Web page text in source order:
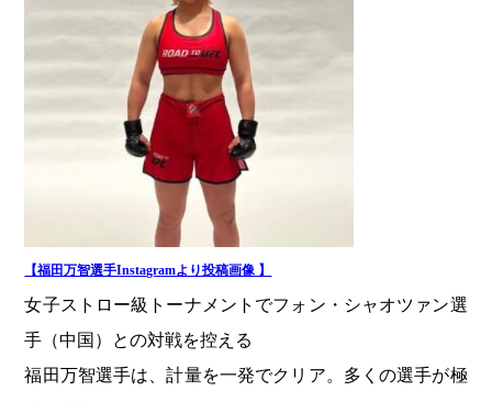
【福田万智選手Instagramより投稿画像 】
女子ストロー級トーナメントでフォン・シャオツァン選
手（中国）との対戦を控える
福田万智選手は、計量を一発でクリア。多くの選手が極